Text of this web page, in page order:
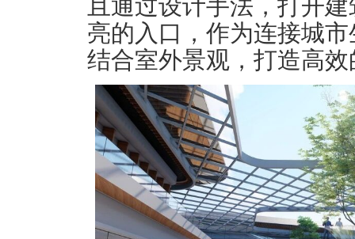
且通过设计手法，打开
亮的入口，作为连接城
结合室外景观，打造高